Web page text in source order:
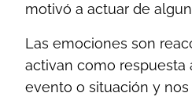
motivó a actuar de
Las emociones son
activan como respuesta
evento o situación y